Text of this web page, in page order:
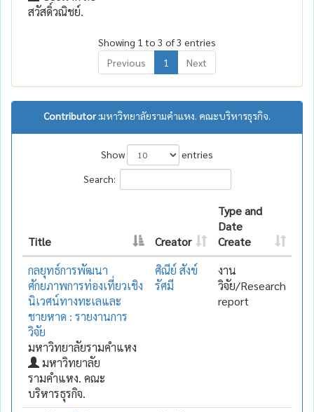
สวัสดิ์วณิชย์.
Showing 1 to 3 of 3 entries
Previous
1 Next
Contributor :มหาวิทยาลัยรามคำแหง. คณะบริหารธุรกิจ.
Show
entries
Search:
Title Creator
Type and
Date
Create
กลยุทธ์การพัฒนา
ศักยภาพการท่องเที่ยวเชิง
นิเวศน์ทางทะเลและ
ชายหาด : รายงานการ
วิจัย
มหาวิทยาลัยรามคำแหง
มหาวิทยาลัย
รามคำแหง. คณะ
บริหารธุรกิจ.
ศิณีย์ สังข์
รัศมี
งาน
วิจัย/Research
report